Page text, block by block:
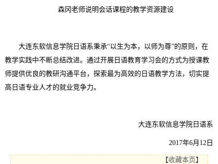
森冈老师说明会话课程的教学资源建设
大连东软信息学院日语系秉承“以生为本，以师为尊”的原则，在
教学实践中不断总结改进。通过开展日语教育学习会的方式为授课教
师提供优良的教研沟通平台，探索最为高效的日语教学方法，切实提
高日语专业人才的就业竞争力。
大连东软信息学院日语系
2017年6月 12 日
【收藏本页 】